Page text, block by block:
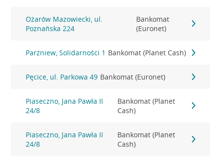
Ożarów Mazowiecki, ul.
Poznańska 224
Bankomat
(Euronet)
Parzniew, Solidarności 1 Bankomat (Planet Cash)
Pęcice, ul. Parkowa 49 Bankomat (Euronet)
Piaseczno, Jana Pawła II
24/8
Bankomat (Planet
Cash)
Piaseczno, Jana Pawła II
24/8
Bankomat (Planet
Cash)